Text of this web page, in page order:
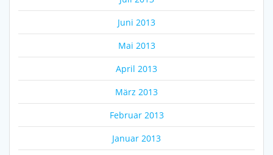
Juni 2013
Mai 2013
April 2013
März 2013
Februar 2013
Januar 2013